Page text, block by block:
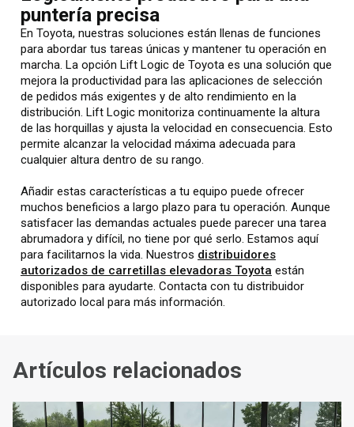
puntería precisa
En Toyota, nuestras soluciones están llenas de funciones
para abordar tus tareas únicas y mantener tu operación en
marcha. La opción Lift Logic de Toyota es una solución que
mejora la productividad para las aplicaciones de selección
de pedidos más exigentes y de alto rendimiento en la
distribución. Lift Logic monitoriza continuamente la altura
de las horquillas y ajusta la velocidad en consecuencia. Esto
permite alcanzar la velocidad máxima adecuada para
cualquier altura dentro de su rango.
Añadir estas características a tu equipo puede ofrecer
muchos beneficios a largo plazo para tu operación. Aunque
satisfacer las demandas actuales puede parecer una tarea
abrumadora y difícil, no tiene por qué serlo. Estamos aquí
para facilitarnos la vida. Nuestros distribuidores
autorizados de carretillas elevadoras Toyota están
disponibles para ayudarte. Contacta con tu distribuidor
autorizado local para más información.
Artículos relacionados